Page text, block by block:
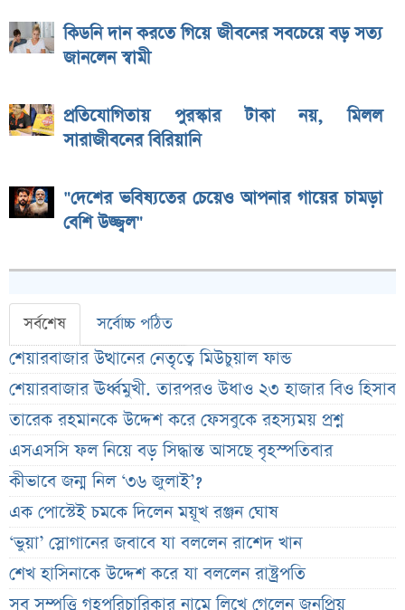
কিডনি দান করতে গিয়ে জীবনের সবচেয়ে বড় সত্য
জানলেন স্বামী
প্রতিযোগিতায় পুরস্কার টাকা নয়, মিলল
সারাজীবনের বিরিয়ানি
"দেশের ভবিষ্যতের চেয়েও আপনার গায়ের চামড়া
বেশি উজ্জ্বল"
সর্বশেষ সর্বোচ্চ পঠিত
শেয়ারবাজার উত্থানের নেতৃত্বে মিউচুয়াল ফান্ড
শেয়ারবাজার ঊর্ধ্বমুখী. তারপরও উধাও ২৩ হাজার বিও হিসাব
তারেক রহমানকে উদ্দেশ করে ফেসবুকে রহস্যময় প্রশ্ন
এসএসসি ফল নিয়ে বড় সিদ্ধান্ত আসছে বৃহস্পতিবার
কীভাবে জন্ম নিল ‘৩৬ জুলাই’?
এক পোস্টেই চমকে দিলেন ময়ূখ রঞ্জন ঘোষ
‘ভুয়া’ স্লোগানের জবাবে যা বললেন রাশেদ খান
শেখ হাসিনাকে উদ্দেশ করে যা বললেন রাষ্ট্রপতি
সব সম্পত্তি গৃহপরিচারিকার নামে লিখে গেলেন জনপ্রিয়